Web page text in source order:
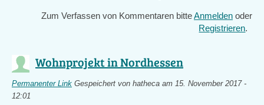
Zum Verfassen von Kommentaren bitteAnmelden oder
Registrieren.
Wohnprojekt in Nordhessen
Permanenter Link Gespeichert von hatheca am 15. November 2017 -
12:01